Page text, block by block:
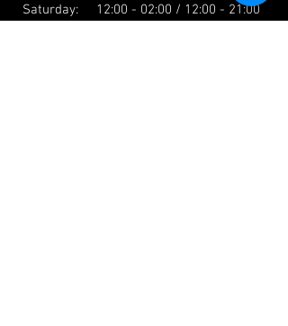
Saturday: 12:00 - 02:00 / 12:00 - 21:00